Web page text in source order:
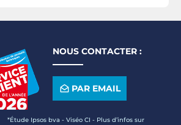
NOUS CONTACTER :
PAR EMAIL
*Étude Ipsos bva - Viséo CI - Plus d’infos sur